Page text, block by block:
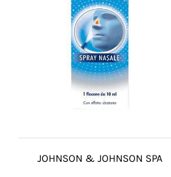
JOHNSON & JOHNSON SPA